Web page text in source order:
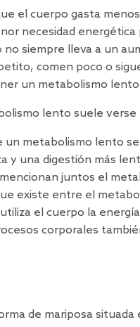
el cuerpo gasta
necesidad
siempre lleva a un
comen poco o
un metabolismo
lento suele
metabolismo lento
y una digestión más
juntos el
existe entre el
el cuerpo la
corporales
de mariposa